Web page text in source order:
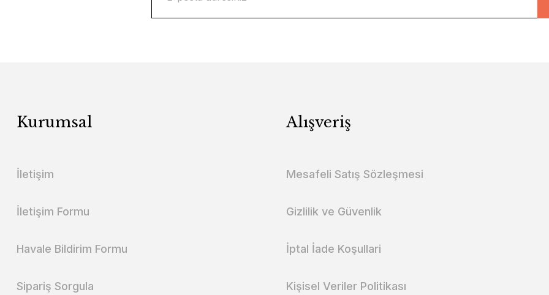
Kurumsal
İletişim
İletişim Formu
Havale Bildirim Formu
Sipariş Sorgula
Alışveriş
Mesafeli Satış Sözleşmesi
Gizlilik ve Güvenlik
İptal İade Koşullari
Kişisel Veriler Politikası